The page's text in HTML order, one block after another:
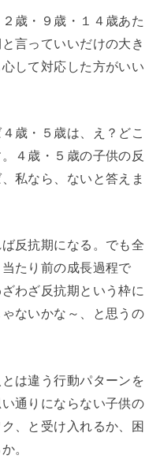
歳・９歳・１４歳あた
言っていいだけの大き
して対応した方がいい
歳・５歳は、え？どこ
４歳・５歳の子供の反
私なら、ないと答えま
反抗期になる。でも全
たり前の成長過程で
わざ反抗期という枠に
ないかな～、と思うの
は違う行動パターンを
通りにならない子供の
、と受け入れるか、困
。